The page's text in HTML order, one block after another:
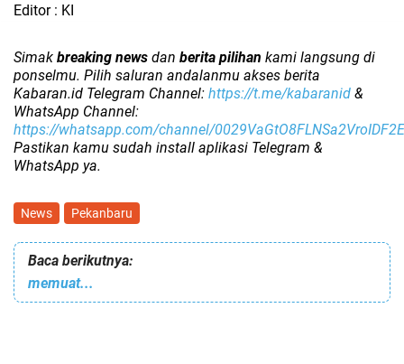
Editor : KI
Simak breaking news dan berita pilihan kami langsung di
ponselmu. Pilih saluran andalanmu akses berita
Kabaran.id Telegram Channel: https://t.me/kabaranid &
WhatsApp Channel:
https://whatsapp.com/channel/0029VaGtO8FLNSa2VroIDF2E
Pastikan kamu sudah install aplikasi Telegram &
WhatsApp ya.
News Pekanbaru
Baca berikutnya:
memuat...